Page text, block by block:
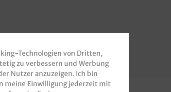
Technologien von Dritten,
zu verbessern und Werbung
Nutzer anzuzeigen. Ich bin
meine Einwilligung jederzeit mit